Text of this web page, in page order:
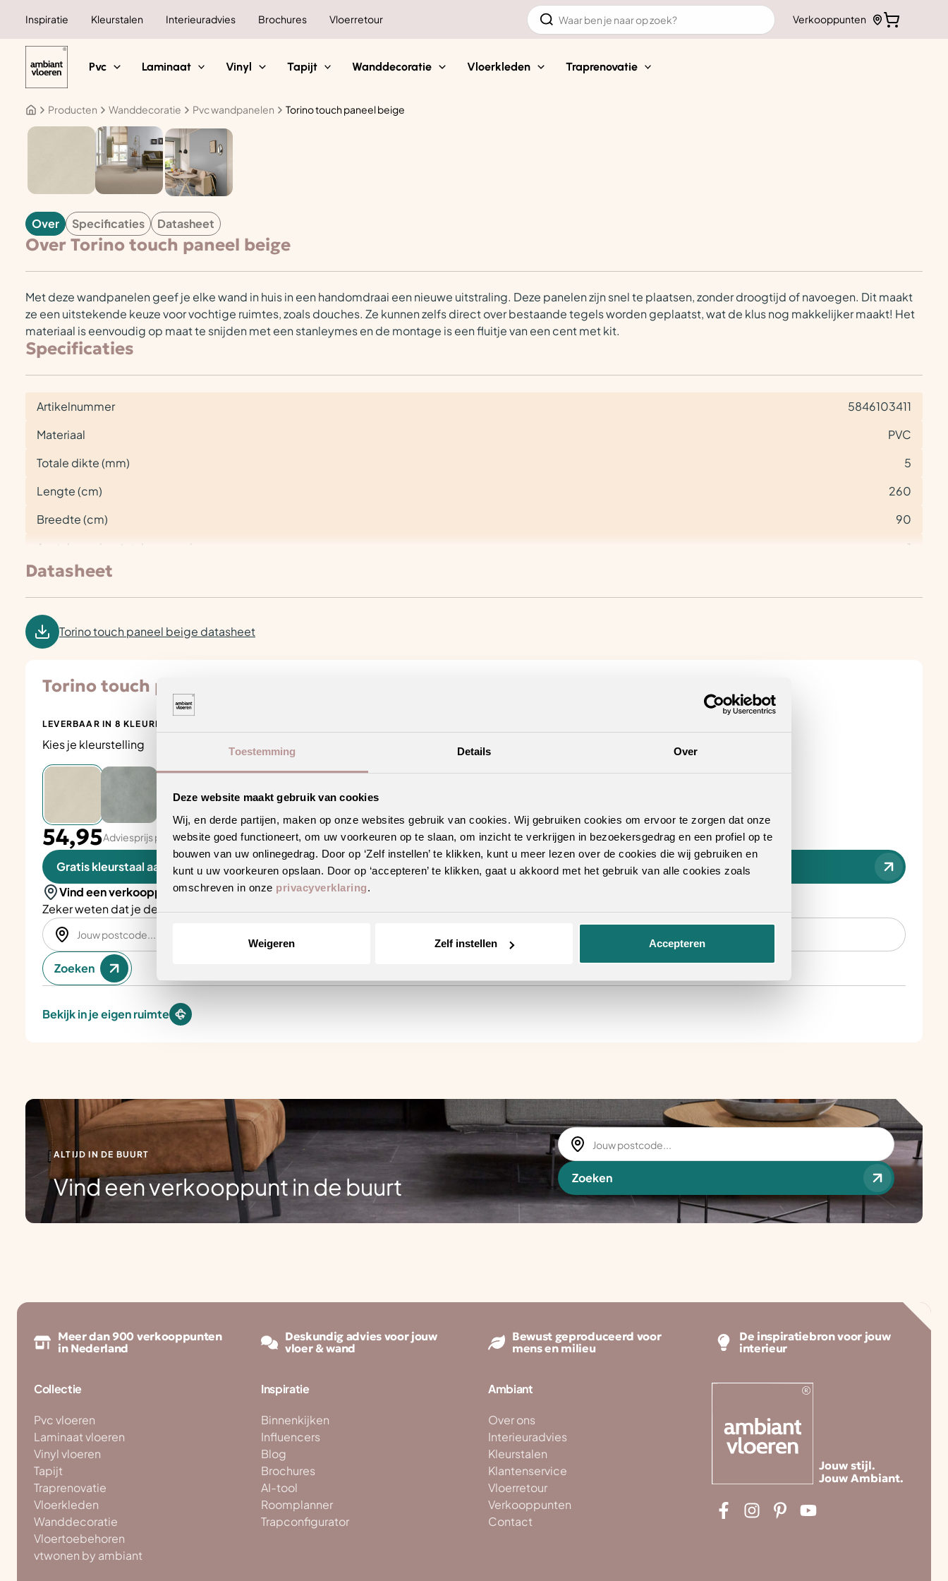
Toestemming Details Over
Deze website maakt gebruik van cookies
Wij, en derde partijen, maken op onze websites gebruik van cookies. Wij gebruiken cookies om ervoor te zorgen dat onze
website goed functioneert, om uw voorkeuren op te slaan, om inzicht te verkrijgen in bezoekersgedrag en een profiel op te
bouwen van uw onlinegedrag. Door op ‘Zelf instellen’ te klikken, kunt u meer lezen over de cookies die wij gebruiken en
kunt u uw voorkeuren opslaan. Door op ‘accepteren’ te klikken, gaat u akkoord met het gebruik van alle cookies zoals
omschreven in onze privacyverklaring.
Weigeren Zelf instellen Accepteren
Inspiratie Kleurstalen Interieuradvies Brochures Vloerretour
Zoeken
naar:
Verkooppunten
Pvc Laminaat Vinyl Tapijt Wanddecoratie Vloerkleden Traprenovatie
Producten Wanddecoratie Pvc wandpanelen Torino touch paneel beige
WANDDECORATIE
Over Specificaties Datasheet
Over Torino touch paneel beige
Met deze wandpanelen geef je elke wand in huis in een handomdraai een nieuwe uitstraling. Deze panelen zijn snel te plaatsen, zonder droogtijd of navoegen. Dit maakt
ze een uitstekende keuze voor vochtige ruimtes, zoals douches. Ze kunnen zelfs direct over bestaande tegels worden geplaatst, wat de klus nog makkelijker maakt! Het
materiaal is eenvoudig op maat te snijden met een stanleymes en de montage is een fluitje van een cent met kit.
Specificaties
Artikelnummer
5846103411
Materiaal
PVC
Totale dikte (mm)
5
Lengte (cm)
260
Breedte (cm)
90
Aantal panelen / stuks per pak
1
Datasheet
Torino touch paneel beige datasheet
Torino touch paneel beige
LEVERBAAR IN 8 KLEUREN
Kies je kleurstelling
54,95Adviesprijs per aantal m2
Gratis kleurstaal aanvragen
Vind een verkooppunt in de buurt
Zeker weten dat je de juiste keuze maakt? Plan eeninterieuradvies. Liever zelf kijken? Vind hieronder jouwAmbiant verkooppunt.
Zoeken
Bekijk in je eigen ruimte
ALTIJD IN DE BUURT
Vind een verkooppunt in de buurt Zoeken
Meer dan 900 verkooppunten
in Nederland
Deskundig advies voor jouw
vloer & wand
Bewust geproduceerd voor
mens en milieu
De inspiratiebron voor jouw
interieur
Collectie
Pvc vloeren
Laminaat vloeren
Vinyl vloeren
Tapijt
Traprenovatie
Vloerkleden
Wanddecoratie
Vloertoebehoren
vtwonen by ambiant
Inspiratie
Binnenkijken
Influencers
Blog
Brochures
AI-tool
Roomplanner
Trapconfigurator
Ambiant
Over ons
Interieuradvies
Kleurstalen
Klantenservice
Vloerretour
Verkooppunten
Contact
Jouw stijl.
Jouw Ambiant.